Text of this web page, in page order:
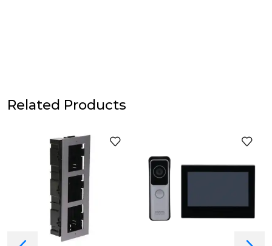
Related Products